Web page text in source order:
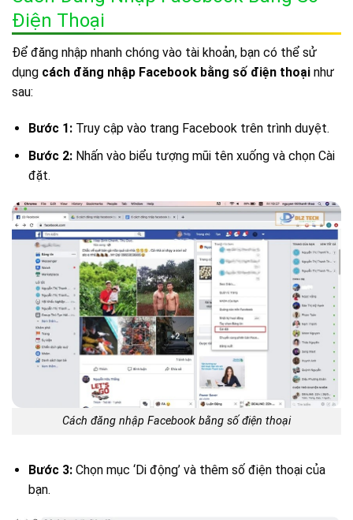
Điện Thoại
Để đăng nhập nhanh chóng vào tài khoản, bạn có thể sử
dụng cách đăng nhập Facebook bằng số điện thoại như
sau:
Bước 1:Truy cập vào trang Facebook trên trình duyệt.
Bước 2:Nhấn vào biểu tượng mũi tên xuống và chọn Cài
đặt.
Cách đăng nhập Facebook bằng số điện thoại
Bước 3:Chọn mục ‘Di động’ và thêm số điện thoại của
bạn.